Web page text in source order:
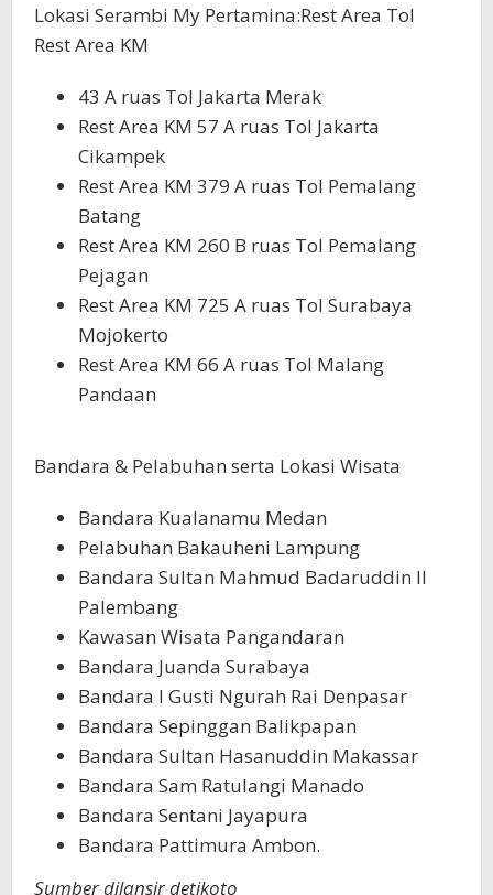
Lokasi Serambi My Pertamina:Rest Area Tol
Rest Area KM
43 A ruas Tol Jakarta Merak
Rest Area KM 57 A ruas Tol Jakarta
Cikampek
Rest Area KM 379 A ruas Tol Pemalang
Batang
Rest Area KM 260 B ruas Tol Pemalang
Pejagan
Rest Area KM 725 A ruas Tol Surabaya
Mojokerto
Rest Area KM 66 A ruas Tol Malang
Pandaan
Bandara & Pelabuhan serta Lokasi Wisata
Bandara Kualanamu Medan
Pelabuhan Bakauheni Lampung
Bandara Sultan Mahmud Badaruddin II
Palembang
Kawasan Wisata Pangandaran
Bandara Juanda Surabaya
Bandara I Gusti Ngurah Rai Denpasar
Bandara Sepinggan Balikpapan
Bandara Sultan Hasanuddin Makassar
Bandara Sam Ratulangi Manado
Bandara Sentani Jayapura
Bandara Pattimura Ambon.
Sumber dilansir detikoto